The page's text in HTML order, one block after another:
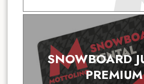
SNOWBOARD
PREMIUM